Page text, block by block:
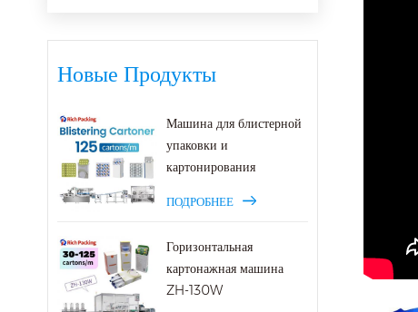
Новые Продукты
Машина для блистерной
упаковки и
картонирования
ПОДРОБНЕЕ
Горизонтальная
картонажная машина
ZH-130W